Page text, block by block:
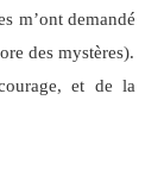
m’ont demandé
des mystères).
et de la